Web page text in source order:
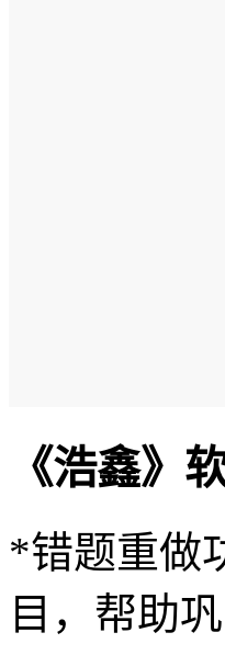
《浩鑫》
*错题重做
目，帮助